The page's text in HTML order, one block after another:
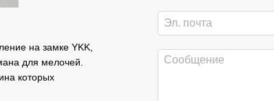
на замке YKK,
для мелочей.
которых